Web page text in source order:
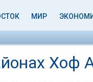
МИР
Хоф